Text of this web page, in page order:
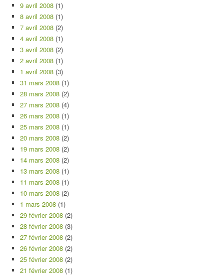
9 avril 2008 (1)
8 avril 2008 (1)
7 avril 2008 (2)
4 avril 2008 (1)
3 avril 2008 (2)
2 avril 2008 (1)
1 avril 2008 (3)
31 mars 2008 (1)
28 mars 2008 (2)
27 mars 2008 (4)
26 mars 2008 (1)
25 mars 2008 (1)
20 mars 2008 (2)
19 mars 2008 (2)
14 mars 2008 (2)
13 mars 2008 (1)
11 mars 2008 (1)
10 mars 2008 (2)
1 mars 2008 (1)
29 février 2008 (2)
28 février 2008 (3)
27 février 2008 (2)
26 février 2008 (2)
25 février 2008 (2)
21 février 2008 (1)